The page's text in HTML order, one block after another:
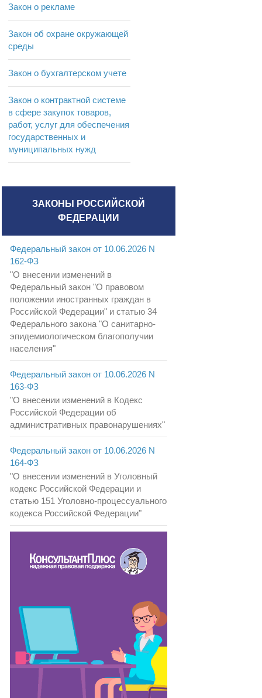
Закон о рекламе
Закон об охране окружающей
среды
Закон о бухгалтерском учете
Закон о контрактной системе
в сфере закупок товаров,
работ, услуг для обеспечения
государственных и
муниципальных нужд
ЗАКОНЫ РОССИЙСКОЙ
ФЕДЕРАЦИИ
Федеральный закон от 10.06.2026 N
162-ФЗ
"О внесении изменений в
Федеральный закон "О правовом
положении иностранных граждан в
Российской Федерации" и статью 34
Федерального закона "О санитарно-
эпидемиологическом благополучии
населения"
Федеральный закон от 10.06.2026 N
163-ФЗ
"О внесении изменений в Кодекс
Российской Федерации об
административных правонарушениях"
Федеральный закон от 10.06.2026 N
164-ФЗ
"О внесении изменений в Уголовный
кодекс Российской Федерации и
статью 151 Уголовно-процессуального
кодекса Российской Федерации"